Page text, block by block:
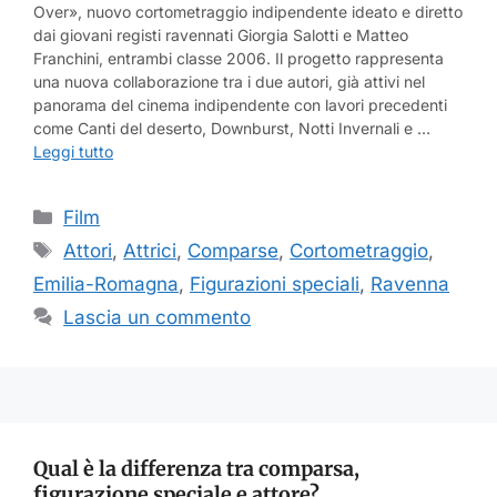
Over», nuovo cortometraggio indipendente ideato e diretto
dai giovani registi ravennati Giorgia Salotti e Matteo
Franchini, entrambi classe 2006. Il progetto rappresenta
una nuova collaborazione tra i due autori, già attivi nel
panorama del cinema indipendente con lavori precedenti
come Canti del deserto, Downburst, Notti Invernali e …
Leggi tutto
Categorie
Film
Tag
Attori, Attrici, Comparse, Cortometraggio,
Emilia-Romagna, Figurazioni speciali, Ravenna
Lascia un commento
Qual è la differenza tra comparsa,